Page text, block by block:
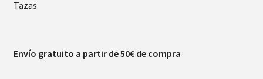
Tazas
Envío gratuito a partir de 50€ de compra